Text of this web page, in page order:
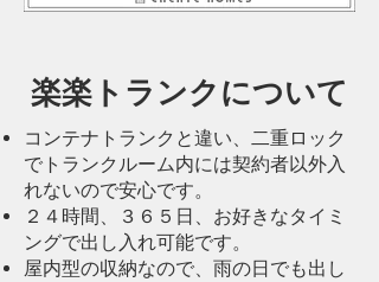
楽楽トランクについて
コンテナトランクと違い、二重ロック
でトランクルーム内には契約者以外入
れないので安心です。
２４時間、３６５日、お好きなタイミ
ングで出し入れ可能です。
屋内型の収納なので、雨の日でも出し